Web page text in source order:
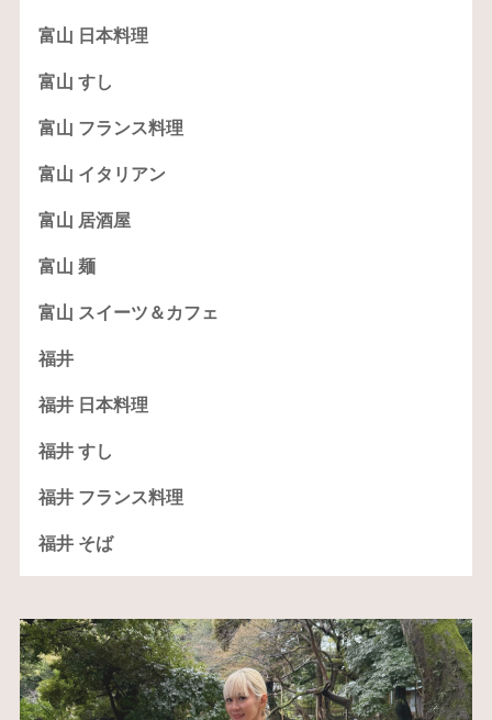
富山 日本料理
富山 すし
富山 フランス料理
富山 イタリアン
富山 居酒屋
富山 麺
富山 スイーツ＆カフェ
福井
福井 日本料理
福井 すし
福井 フランス料理
福井 そば